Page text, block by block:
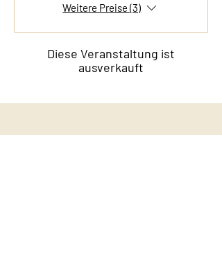
Weitere Preise (3)
Diese Veranstaltung ist
ausverkauft